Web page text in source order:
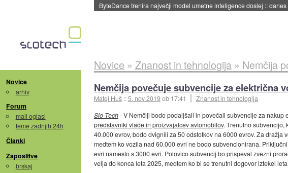
Spletne strani začele streči oglase za agente umetne inteligence::
Novice
arhiv
Forum
mali oglasi
teme zadnjih 24h
Članki
Zaposlitve
brskaj
Novice » Znanost in tehnologija» Nemčija
Nemčija povečuje subvencije za električna
Matej Huš ::5. nov 2019ob 17:41
Znanost in tehnologija
Slo-Tech- V Nemčiji bodo podaljšali in povečali subvencije za nakup
predstavniki vlade in proizvajalcev avtomobilov. Trenutno subvencijo,
40.000 evrov, bodo dvignili za 50 odstotkov na 6000 evrov. Za dražja
medtem ko vozila nad 60.000 evri ne bodo subvencionirana.
evri namesto s 3000 evri. Polovico subvencij bo prispeval zvezni
velja do konca leta 2025, medtem ko bi se trenutni dogovor iztekel